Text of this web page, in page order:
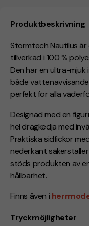
Produktbeskrivning
Stormtech Nautilus
tillverkad i 100 %
Den har en ultra-mjuk
både
perfekt för alla
Designad med en
hel dragkedja med
Praktiska sidfickor
nederkant
stöds produkten av
hållbarhet.
Finns även i
Tryckmöjligheter